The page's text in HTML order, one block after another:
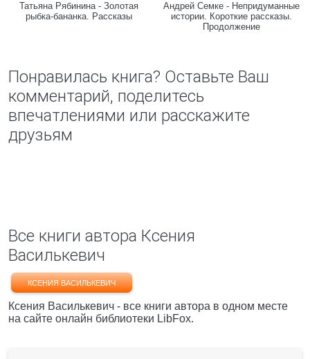
Татьяна Рябинина - Золотая
рыбка-бананка. Рассказы
Андрей Семке - Непридуманные
истории. Короткие рассказы.
Продолжение
Понравилась книга? Оставьте Ваш
комментарий, поделитесь
впечатлениями или расскажите
друзьям
Все книги автора Ксения
Василькевич
КСЕНИЯ ВАСИЛЬКЕВИЧ
Ксения Василькевич - все книги автора в одном месте
на сайте онлайн библиотеки LibFox.